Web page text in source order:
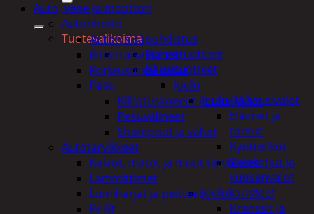
Tuotevalikoima
Poistotuotteet
Kausituotteet
Joulu
Joulu- ja kausivalot
Eläimet ja
tontut
Kyntteliköt
Valoketjut ja
kuusenvalot
Joulukoristeet
Kranssit ja
Auto, vene ja moottori
Autonhoito
Auton sisäpuhdistus
ilmanraikastimet
Korjausmaalikynät
Pesu
Kiillotuskoneet ja tarvikkeet
Pesuvälineet
Shampoot ja vahat
Autotarvikkeet
Kalvot, matot ja muut tarvikkeet
Lämmittimet
Lumiharjat ja peitteet
Peilit